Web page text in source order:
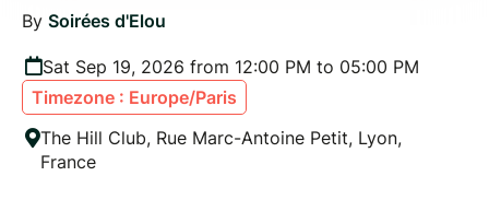
By Soirées d'Elou
Sat Sep 19, 2026 from 12:00 PM to 05:00 PM
Timezone : Europe/Paris
The Hill Club, Rue Marc-Antoine Petit, Lyon,
France